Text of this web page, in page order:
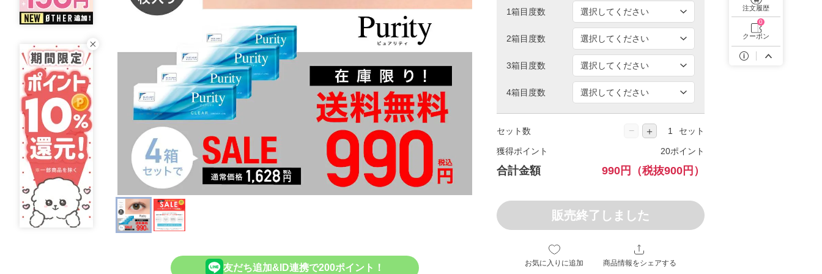
1箱目度数
2箱目度数
3箱目度数
4箱目度数
セット数 − ＋ セット
獲得ポイント 20ポイント
合計金額 990円 （税抜900円）
販売終了しました
お気に入りに追加 商品情報をシェアする
友だち追加&ID連携で200ポイント！
注文履歴
0
クーポン
遠近両用カラコン 1day商品一覧を見る